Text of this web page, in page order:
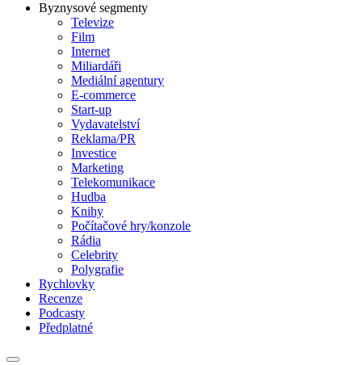
Byznysové segmenty
Televize
Film
Internet
Miliardáři
Mediální agentury
E-commerce
Start-up
Vydavatelství
Reklama/PR
Investice
Marketing
Telekomunikace
Hudba
Knihy
Počítačové hry/konzole
Rádia
Celebrity
Polygrafie
Rychlovky
Recenze
Podcasty
Předplatné